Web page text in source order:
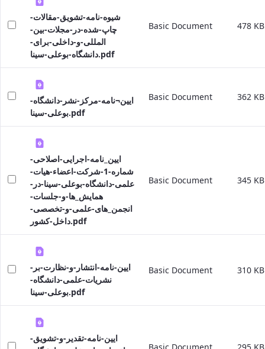
شیوه-نامه-تشویق-مقالات-
چاپ-شده-در-مجلات-بین-
المللی-و-داخلی-برای-
دانشگاه-بوعلی-سینا.pdf
Basic Document 478 KB
ایین¬نامه-مرکز-نشر-دانشگاه-
بوعلی-سینا.pdf
Basic Document 362 KB
ایین_نامه-اجرایی-اصلاحی-
شماره-1-شرکت-اعضاء-هیات-
علمی-دانشگاه-بوعلی-سینا-در-
همایش_ها-و-جلسات-
انجمن_های-علمی-و-تخصصی-
داخل-کشور.pdf
Basic Document 345 KB
ایین-نامه-انتشار-و-نظارت-بر-
نشریات-علمی-دانشگاه-
بوعلی-سینا.pdf
Basic Document 310 KB
ایین-نامه-تقدیر-و-تشویق-
Basic Document 295 KB